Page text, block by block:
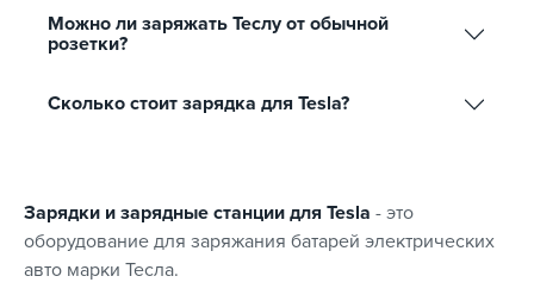
Можно ли заряжать Теслу от обычной
розетки?
Сколько стоит зарядка для Tesla?
Зарядки и зарядные станции для Tesla - это
оборудование для заряжания батарей электрических
авто марки Тесла.